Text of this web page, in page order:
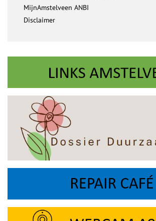
MijnAmstelveen ANBI
Disclaimer